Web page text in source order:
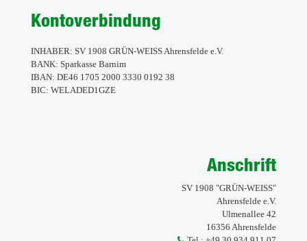
Kontoverbindung
INHABER: SV 1908 GRÜN-WEISS Ahrensfelde e.V.
BANK: Sparkasse Barnim
IBAN: DE46 1705 2000 3330 0192 38
BIC: WELADED1GZE
Anschrift
SV 1908 "GRÜN-WEISS"
Ahrensfelde e.V.
Ulmenallee 42
16356 Ahrensfelde